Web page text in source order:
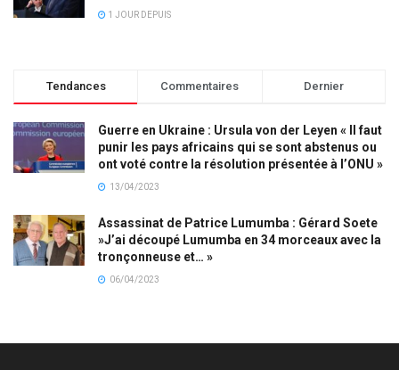
1 JOUR DEPUIS
Tendances Commentaires Dernier
Guerre en Ukraine : Ursula von der Leyen « Il faut
punir les pays africains qui se sont abstenus ou
ont voté contre la résolution présentée à l’ONU »
13/04/2023
Assassinat de Patrice Lumumba : Gérard Soete
»J’ai découpé Lumumba en 34 morceaux avec la
tronçonneuse et… »
06/04/2023